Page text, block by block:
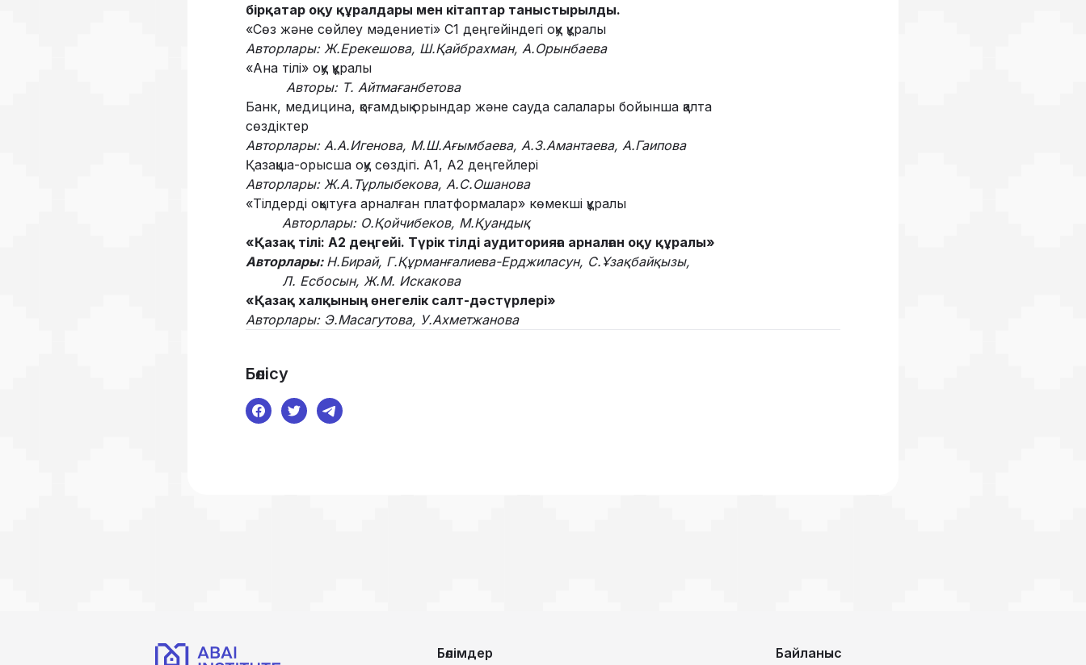
бірқатар оқу құралдары мен кітаптар таныстырылды.
«Сөз және сөйлеу мәдениеті» С1 деңгейіндегі оқу құралы
Авторлары: Ж.Ерекешова, Ш.Қайбрахман, А.Орынбаева
«Ана тілі» оқу құралы
Авторы: Т. Айтмағанбетова
Банк, медицина, қоғамдық орындар және сауда салалары бойынша қалта
сөздіктер
Авторлары: А.А.Игенова, М.Ш.Ағымбаева, А.З.Амантаева, А.Гаипова
Қазақша-орысша оқу сөздігі. А1, А2 деңгейлері
Авторлары: Ж.А. Тұрлыбекова, А.С.Ошанова
«Тілдерді оқытуға арналған платформалар» көмекші құралы
Авторлары: О.Қойчибеков, М.Қуандық
«Қазақ тілі: А2 деңгейі. Түрік тілді аудиторияға арналған оқу құралы»
Авторлары: Н.Бирай, Г.Құрманғалиева-Ерджиласун, С.Ұзақбайқызы,
Л. Есбосын, Ж.М. Искакова
«Қазақ халқының өнегелік салт-дәстүрлері»
Авторлары: Э.Масагутова, У.Ахметжанова
Бөлісу
Бөлімдер Байланыс